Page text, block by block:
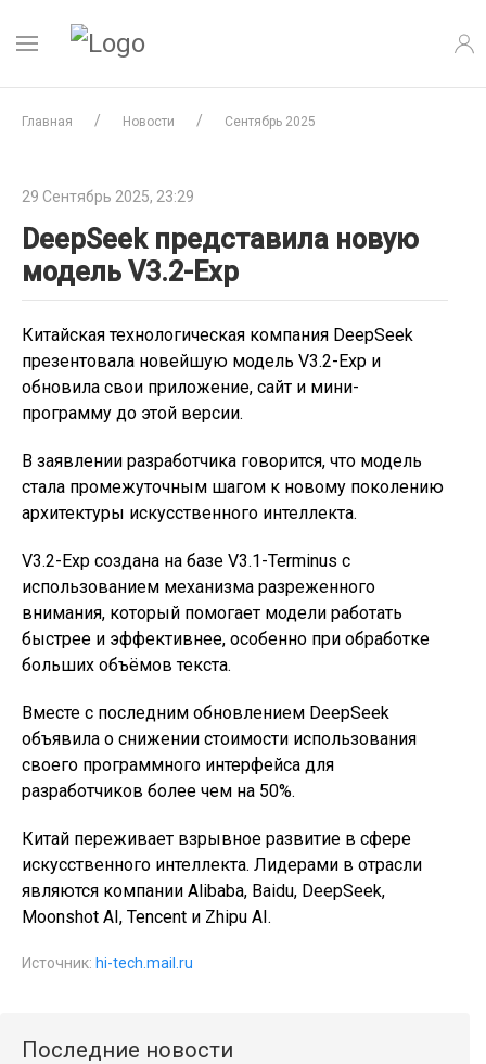
Главная Новости Сентябрь 2025
29 Сентябрь 2025, 23:29
DeepSeek представила новую
модель V3.2-Exp
Китайская технологическая компания DeepSeek
презентовала новейшую модель V3.2-Exp и
обновила свои приложение, сайт и мини-
программу до этой версии.
В заявлении разработчика говорится, что модель
стала промежуточным шагом к новому поколению
архитектуры искусственного интеллекта.
V3.2-Exp создана на базе V3.1-Terminus с
использованием механизма разреженного
внимания, который помогает модели работать
быстрее и эффективнее, особенно при обработке
больших объёмов текста.
Вместе с последним обновлением DeepSeek
объявила о снижении стоимости использования
своего программного интерфейса для
разработчиков более чем на 50%.
Китай переживает взрывное развитие в сфере
искусственного интеллекта. Лидерами в отрасли
являются компании Alibaba, Baidu, DeepSeek,
Moonshot AI, Tencent и Zhipu AI.
Источник: hi-tech.mail.ru
Последние новости